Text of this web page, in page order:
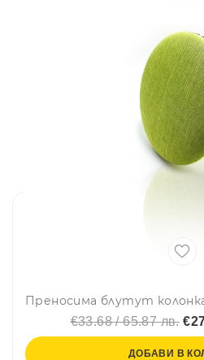
€33.68 / 65.87 лв.
ДОБАВИ В